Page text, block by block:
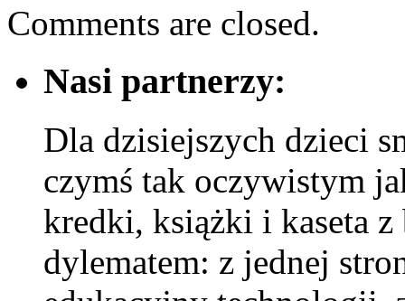
Comments are closed.
Nasi partnerzy:
Dla dzisiejszych dzieci
czymś tak oczywistym
kredki, książki i kaseta z
dylematem: z jednej